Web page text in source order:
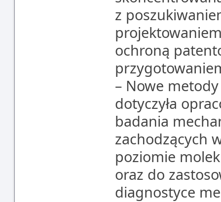
z
ochroną
– Nowe
dotyczyła
badania
zachodzących
poziomie
oraz do
diagnostyce